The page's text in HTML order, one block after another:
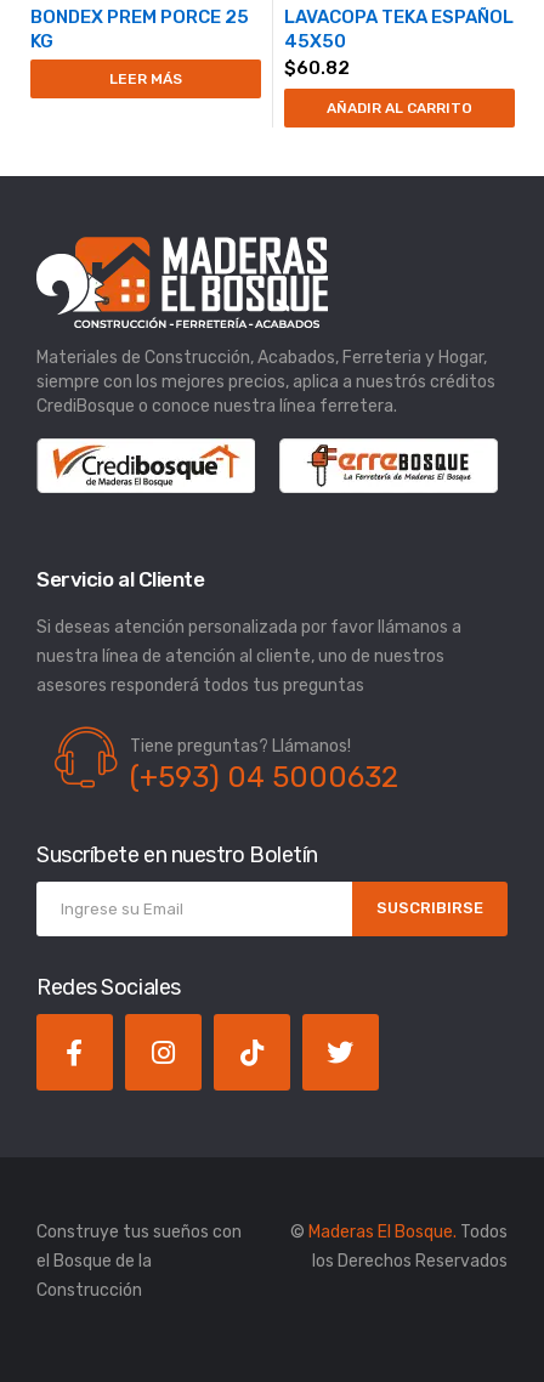
BONDEX PREM PORCE 25
KG
LEER MÁS
LAVACOPA TEKA ESPAÑOL
45X50
$60.82
AÑADIR AL CARRITO
Materiales de Construcción, Acabados, Ferreteria y Hogar,
siempre con los mejores precios, aplica a nuestrós créditos
CrediBosque o conoce nuestra línea ferretera.
Servicio al Cliente
Si deseas atención personalizada por favor llámanos a
nuestra línea de atención al cliente, uno de nuestros
asesores responderá todos tus preguntas
Tiene preguntas? Llámanos!
(+593) 04 5000632
Suscríbete en nuestro Boletín
SUSCRIBIRSE
Redes Sociales
Construye tus sueños con
el Bosque de la
Construcción
© Maderas El Bosque. Todos
los Derechos Reservados